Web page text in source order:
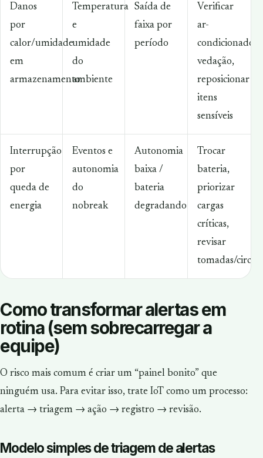
Danos
por
calor/umidade
em
armazenamento
Temperatura
e
umidade
do
ambiente
Saída de
faixa por
período
Verificar
ar-
condicionado,
vedação,
reposicionar
itens
sensíveis
Interrupção
por
queda de
energia
Eventos e
autonomia
do
nobreak
Autonomia
baixa /
bateria
degradando
Trocar
bateria,
priorizar
cargas
críticas,
revisar
tomadas/
Como transformar alertas em
rotina (sem sobrecarregar a
equipe)
O risco mais comum é criar um “painel bonito” que
ninguém usa. Para evitar isso, trate IoT como um processo:
alerta → triagem → ação → registro → revisão.
Modelo simples de triagem de alertas